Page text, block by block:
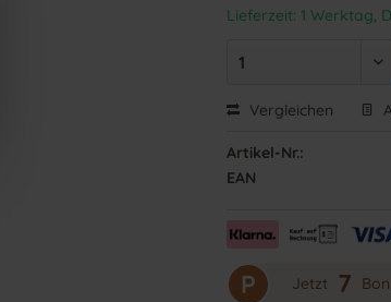
Lieferzeit: 1 Werktag,
Vergleichen
Artikel-Nr.:
EAN
P Jetzt 7